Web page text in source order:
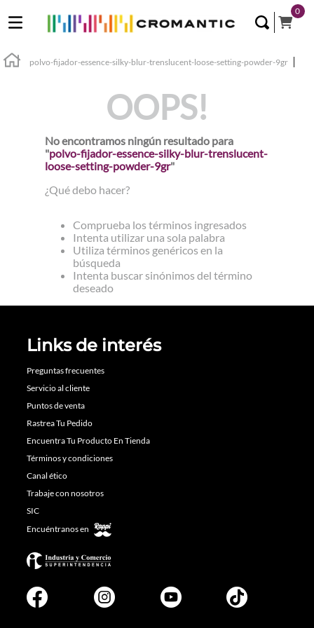
0
polvo-fijador-essence-silky-blur-trenslucent-loose-setting-powder-9gr
OOPS!
No encontramos ningún resultado para
"polvo-fijador-essence-silky-blur-trenslucent-
loose-setting-powder-9gr"
¿Qué debo hacer?
Comprueba los términos ingresados
Intenta utilizar una sola palabra
Utiliza términos genéricos en la
búsqueda
Intenta buscar sinónimos del término
deseado
Links de interés
Preguntas frecuentes
Servicio al cliente
Puntos de venta
Rastrea Tu Pedido
Encuentra Tu Producto En Tienda
Términos y condiciones
Canal ético
Trabaje con nosotros
SIC
Encuéntranos en